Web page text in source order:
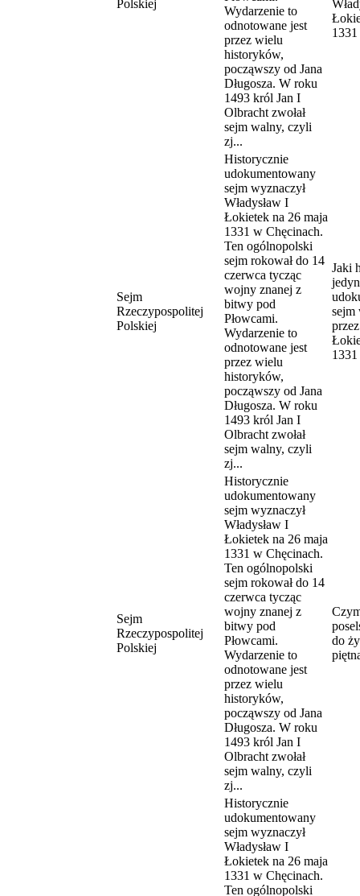
Polskiej
Wydarzenie to
odnotowane jest
przez wielu
historyków,
począwszy od Jana
Długosza. W roku
1493 król Jan I
Olbracht zwołał
sejm walny, czyli
zj...
Sejm
Rzeczypospolitej
Polskiej
Historycznie
udokumentowany
sejm wyznaczył
Władysław I
Łokietek na 26 maja
1331 w Chęcinach.
Ten ogólnopolski
sejm rokował do 14
czerwca tycząc
wojny znanej z
bitwy pod
Płowcami.
Wydarzenie to
odnotowane jest
przez wielu
historyków,
począwszy od Jana
Długosza. W roku
1493 król Jan I
Olbracht zwołał
sejm walny, czyli
zj...
Jaki
sejm
Sejm
Rzeczypospolitej
Polskiej
Historycznie
udokumentowany
sejm wyznaczył
Władysław I
Łokietek na 26 maja
1331 w Chęcinach.
Ten ogólnopolski
sejm rokował do 14
czerwca tycząc
wojny znanej z
bitwy pod
Płowcami.
Wydarzenie to
odnotowane jest
przez wielu
historyków,
począwszy od Jana
Długosza. W roku
1493 król Jan I
Olbracht zwołał
sejm walny, czyli
zj...
do
Historycznie
udokumentowany
sejm wyznaczył
Władysław I
Łokietek na 26 maja
1331 w Chęcinach.
Ten ogólnopolski